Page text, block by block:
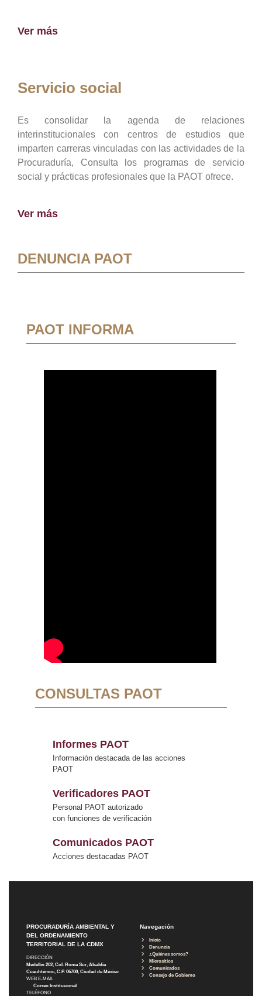
Ver más
Servicio social
Es consolidar la agenda de relaciones
interinstitucionales con centros de estudios que
imparten carreras vinculadas con las actividades de la
Procuraduría, Consulta los programas de servicio
social y prácticas profesionales que la PAOT ofrece.
Ver más
DENUNCIA PAOT
PAOT INFORMA
CONSULTAS PAOT
Informes PAOT
Información destacada de las acciones
PAOT
Verificadores PAOT
Personal PAOT autorizado
con funciones de verificación
Comunicados PAOT
Acciones destacadas PAOT
PROCURADURÍA AMBIENTAL Y
DEL ORDENAMIENTO
TERRITORIAL DE LA CDMX
DIRECCIÓN
Medellín 202, Col. Roma Sur, Alcaldía
Cuauhtémoc, C.P. 06700, Ciudad de México
WEB E-MAIL
Correo Institucional
TELÉFONO
Navegación
Inicio
Denuncia
¿Quiénes somos?
Micrositios
Comunicados
Consejo de Gobierno